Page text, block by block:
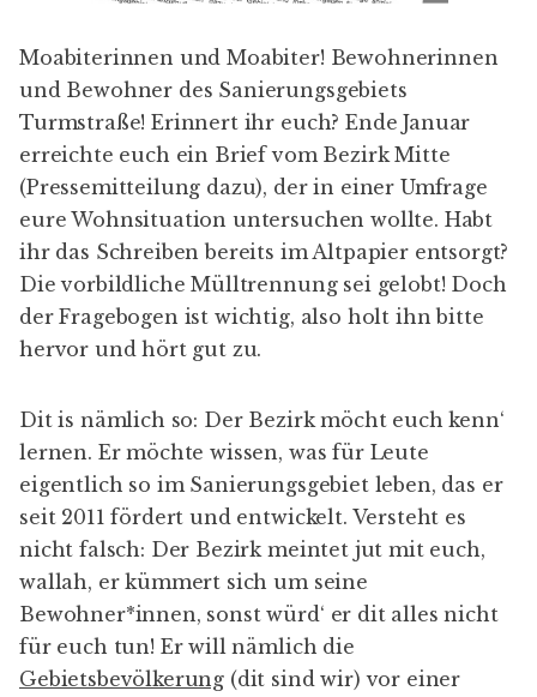
Moabiterinnen und Moabiter! Bewohnerinnen
und Bewohner des Sanierungsgebiets
Turmstraße! Erinnert ihr euch? Ende Januar
erreichte euch ein Brief vom Bezirk Mitte
(Pressemitteilung dazu), der in einer Umfrage
eure Wohnsituation untersuchen wollte. Habt
ihr das Schreiben bereits im Altpapier entsorgt?
Die vorbildliche Mülltrennung sei gelobt! Doch
der Fragebogen ist wichtig, also holt ihn bitte
hervor und hört gut zu.
Dit is nämlich so: Der Bezirk möcht euch kenn‘
lernen. Er möchte wissen, was für Leute
eigentlich so im Sanierungsgebiet leben, das er
seit 2011 fördert und entwickelt. Versteht es
nicht falsch: Der Bezirk meintet jut mit euch,
wallah, er kümmert sich um seine
Bewohner*innen, sonst würd‘ er dit alles nicht
für euch tun! Er will nämlich die
Gebietsbevölkerung (dit sind wir) vor einer